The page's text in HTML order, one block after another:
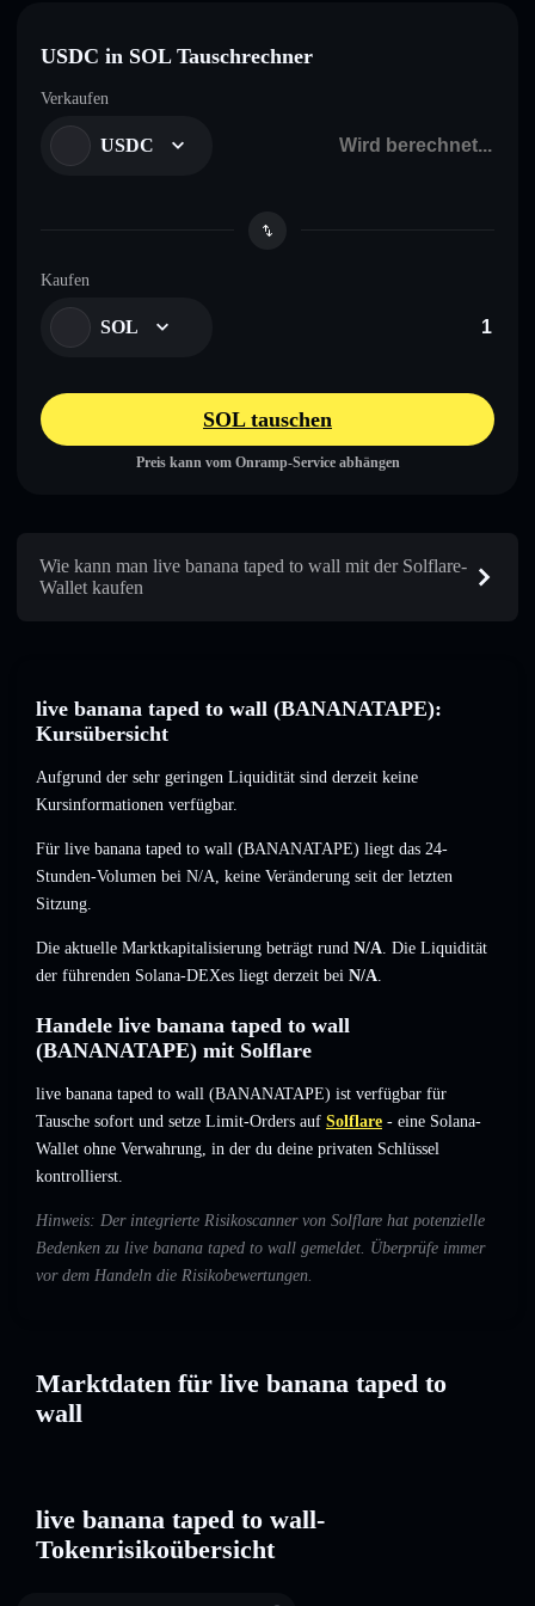
USDC in SOL Tauschrechner
Verkaufen
USDC
Kaufen
SOL
SOL tauschen
Preis kann vom Onramp-Service abhängen
Wie kann man live banana taped to wall mit der Solflare-
Wallet kaufen
live banana taped to wall (BANANATAPE):
Kursübersicht
Aufgrund der sehr geringen Liquidität sind derzeit keine
Kursinformationen verfügbar.
Für live banana taped to wall (BANANATAPE) liegt das 24-
Stunden-Volumen bei N/A, keine Veränderung seit der letzten
Sitzung.
Die aktuelle Marktkapitalisierung beträgt rund N/A. Die Liquidität
der führenden Solana-DEXes liegt derzeit bei N/A.
Handele live banana taped to wall
(BANANATAPE) mit Solflare
live banana taped to wall (BANANATAPE) ist verfügbar für
Tausche sofort und setze Limit-Orders auf Solflare - eine Solana-
Wallet ohne Verwahrung, in der du deine privaten Schlüssel
kontrollierst.
Hinweis: Der integrierte Risikoscanner von Solflare hat potenzielle
Bedenken zu live banana taped to wall gemeldet. Überprüfe immer
vor dem Handeln die Risikobewertungen.
Marktdaten für live banana taped to
wall
live banana taped to wall-
Tokenrisikoübersicht